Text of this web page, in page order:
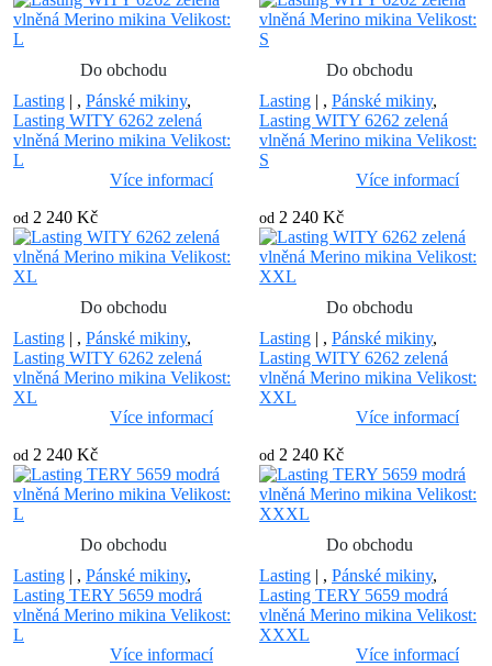
Do obchodu
Lasting | , Pánské mikiny,
Lasting WITY 6262 zelená
vlněná Merino mikina Velikost:
L
Více informací
od 2 240 Kč
Do obchodu
Lasting | , Pánské mikiny,
Lasting WITY 6262 zelená
vlněná Merino mikina Velikost:
S
Více informací
od 2 240 Kč
Do obchodu
Lasting | , Pánské mikiny,
Lasting WITY 6262 zelená
vlněná Merino mikina Velikost:
XL
Více informací
od 2 240 Kč
Do obchodu
Lasting | , Pánské mikiny,
Lasting WITY 6262 zelená
vlněná Merino mikina Velikost:
XXL
Více informací
od 2 240 Kč
Do obchodu
Lasting | , Pánské mikiny,
Lasting TERY 5659 modrá
vlněná Merino mikina Velikost:
L
Více informací
Do obchodu
Lasting | , Pánské mikiny,
Lasting TERY 5659 modrá
vlněná Merino mikina Velikost:
XXXL
Více informací